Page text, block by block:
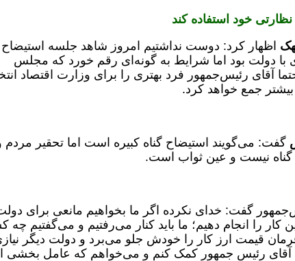
خود استفاده کند
اظهار کرد: دوست نداشتیم امروز شاهد جلسه
با دولت بود اما شرایط به گونه‌ای رقم خورد که مجلس
آقای رئیس‌جمهور فرد بهتری را برای وزارت اقتصاد
جمع خواهد کرد.
گفت: می‌گویند استیضاح گناه کبیره است اما تحقیر مردم
گناه نیست و عین ثواب است.
گفت: خدای نکرده اگر ما بخواهیم مانعی برای
کار را انجام دهیم؛ ما باید کنار می‌رفتیم و می‌گفتیم
قیمت ارز کار را خودش جلو می‌برد و دولت دیگر
رئیس جمهور کمک کنم و می‌خواهم که عامل بخشی